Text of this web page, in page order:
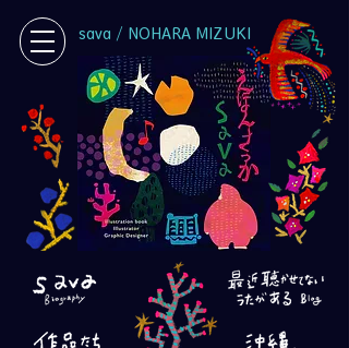
sava / NOHARA MIZUKI